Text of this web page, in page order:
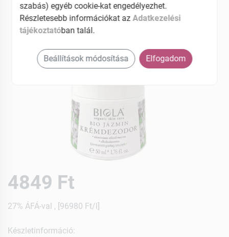
4849 Ft
27% ÁFÁ-val , [96980 Ft/l]
Készletinformáció:
szabás) egyéb cookie-kat engedélyezhet.
Részletesebb információkat az Adatkezelési
tájékoztatóban talál.
Beállítások módosítása Elfogadom